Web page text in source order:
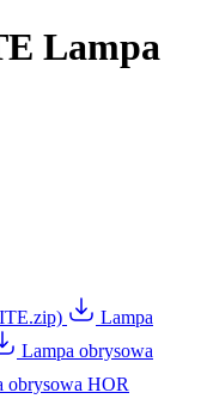
Lampa
Lampa
Lampa obrysowa
obrysowa HOR